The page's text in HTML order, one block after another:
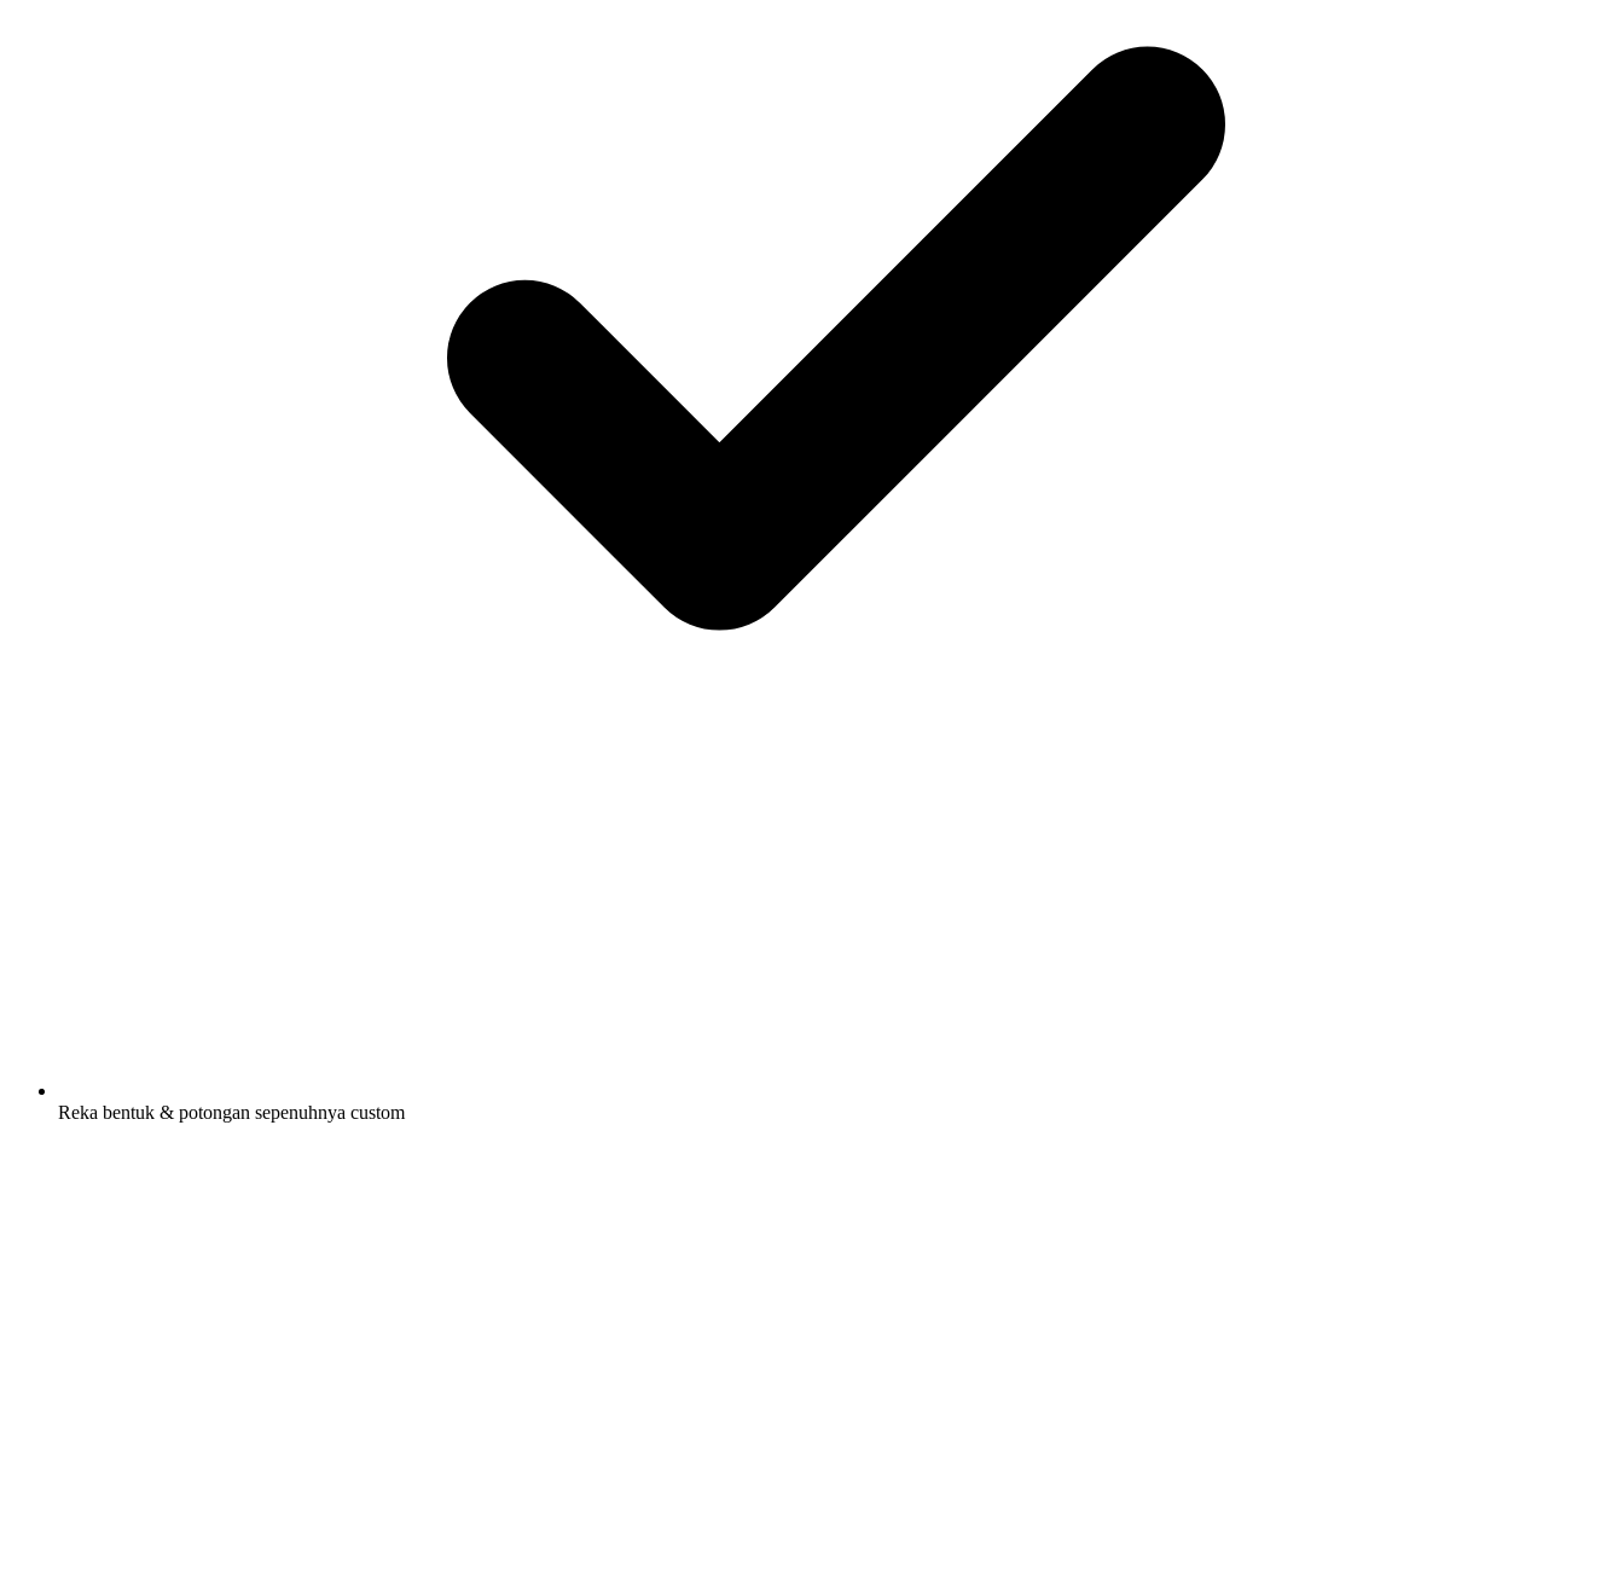
Reka bentuk & potongan sepenuhnya custom